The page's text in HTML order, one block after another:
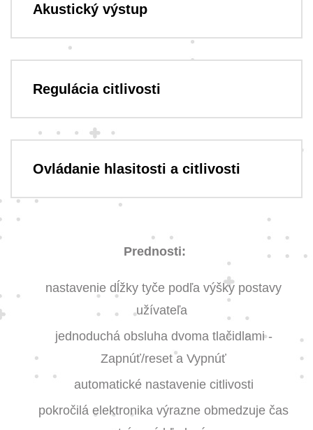
Akustický výstup
Regulácia citlivosti
Ovládanie hlasitosti a citlivosti
Prednosti:
nastavenie dĺžky tyče podľa výšky postavy
užívateľa
jednoduchá obsluha dvoma tlačidlami -
Zapnúť/reset a Vypnúť
automatické nastavenie citlivosti
pokročilá elektronika výrazne obmedzuje čas